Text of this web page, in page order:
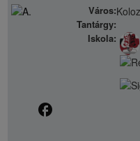
Város:
Tantárgy:
Iskola:
facebook